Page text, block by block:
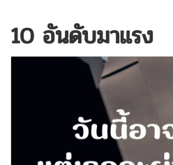
10 อันดับมาแรง